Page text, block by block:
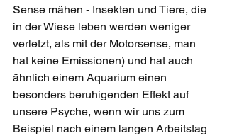
Sense mähen - Insekten und Tiere, die
in der Wiese leben werden weniger
verletzt, als mit der Motorsense, man
hat keine Emissionen) und hat auch
ähnlich einem Aquarium einen
besonders beruhigenden Effekt auf
unsere Psyche, wenn wir uns zum
Beispiel nach einem langen Arbeitstag